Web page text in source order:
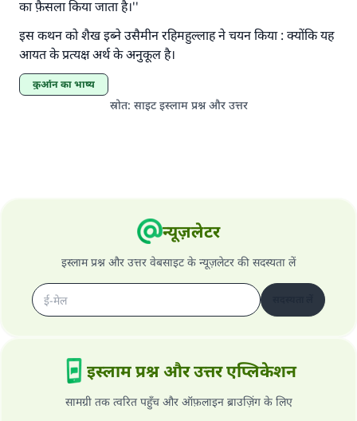
का फ़ैसला किया जाता है।''
इस कथन को शैख इब्ने उसैमीन रहिमहुल्लाह ने चयन किया : क्योंकि यह
आयत के प्रत्यक्ष अर्थ के अनुकूल है।
कुर्आन का भाष्य
स्रोत: साइट इस्लाम प्रश्न और उत्तर
न्यूज़लेटर
इस्लाम प्रश्न और उत्तर वेबसाइट के न्यूज़लेटर की सदस्यता लें
इस्लाम प्रश्न और उत्तर एप्लिकेशन
सामग्री तक त्वरित पहुँच और ऑफ़लाइन ब्राउज़िंग के लिए